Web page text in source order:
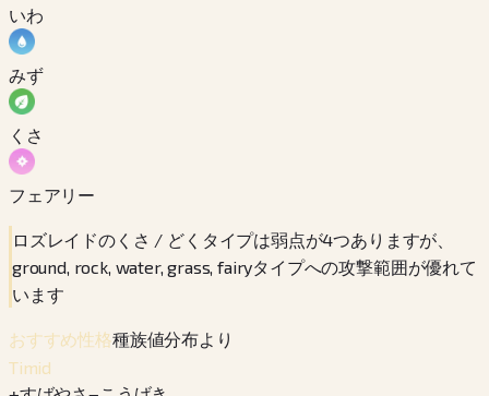
いわ
みず
くさ
フェアリー
ロズレイドのくさ / どくタイプは弱点が4つありますが、
ground, rock, water, grass, fairyタイプへの攻撃範囲が優れて
います
おすすめ性格種族値分布より
Timid